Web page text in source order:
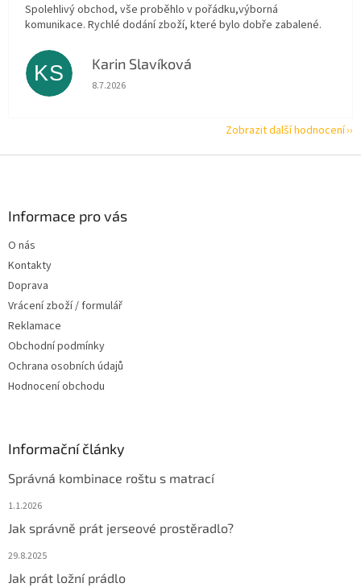
Spolehlivý obchod, vše proběhlo v pořádku,výborná
komunikace. Rychlé dodání zboží, které bylo dobře zabalené.
KS Karin Slavíková
Hodnocení obchodu je 5 z 5 hvězdiček.
8.7.2026
Zobrazit další hodnocení
Informace pro vás
O nás
Kontakty
Doprava
Vrácení zboží / formulář
Reklamace
Obchodní podmínky
Ochrana osobních údajů
Hodnocení obchodu
Informační články
Správná kombinace roštu s matrací
1.1.2026
Jak správně prát jerseové prostěradlo?
29.8.2025
Jak prát ložní prádlo